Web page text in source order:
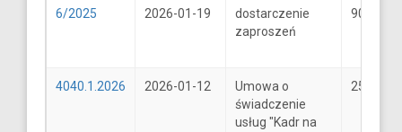
6/2025 2026-01-19
dostarczenie
zaproszeń
900
4040.1.2026 2026-01-12
Umowa o
świadczenie
usług "Kadr na
25600